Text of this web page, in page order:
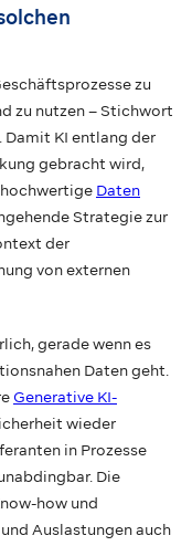
zu
zu nutzen – Stichwort
KI entlang der
gebracht wird,
Daten
Strategie zur
der
von externen
gerade wenn es
Daten geht.
Generative KI-
wieder
in Prozesse
Die
how und
Auslastungen auch